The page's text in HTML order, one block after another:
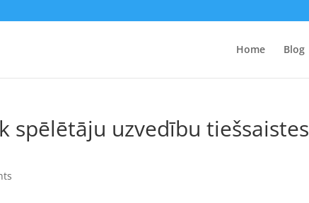
Home Blog
spēlētāju uzvedību tiešsaistes